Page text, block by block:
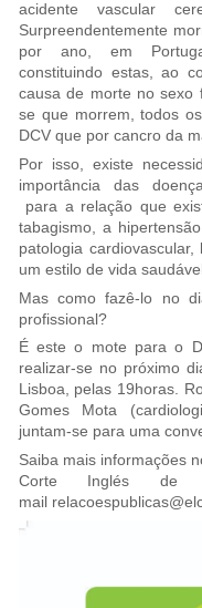
acidente vascular
Surpreendentemente
por ano, em
constituindo estas, ao
causa de morte no sexo
se que morrem, todos
DCV que por cancro da
Por isso, existe
importância das
para a relação que
tabagismo, a
patologia
um estilo de vida
Mas como fazê-lo no
profissional?
É este o mote para o
realizar-se no próximo
Lisboa, pelas 19horas.
Gomes Mota
juntam-se para uma
Saiba mais informações
Corte Inglés de
mail